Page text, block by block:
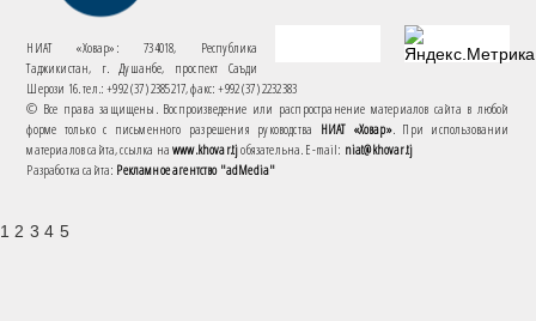
НИАТ «Ховар»: 734018, Республика
Таджикистан, г. Душанбе, проспект Саъди
Шерози 16. тел.: +992 (37) 2385217, факс: +992 (37) 2232383
© Все права защищены. Воспроизведение или распространение материалов сайта в любой
форме только с письменного разрешения руководства НИАТ «Ховар». При использовании
материалов сайта, ссылка наwww.khovar.tjобязательна. E-mail: niat@khovar.tj
Разработка сайта: Рекламное агентство "adMedia"
1 2 3 4 5